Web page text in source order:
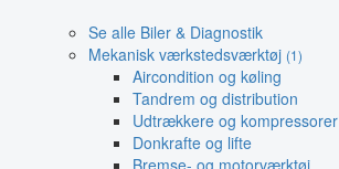
Se alle Biler & Diagnostik
Mekanisk værkstedsværktøj (1)
Aircondition og køling
Tandrem og distribution
Udtrækkere og kompressorer
Donkrafte og lifte
Bremse- og motorværktøj